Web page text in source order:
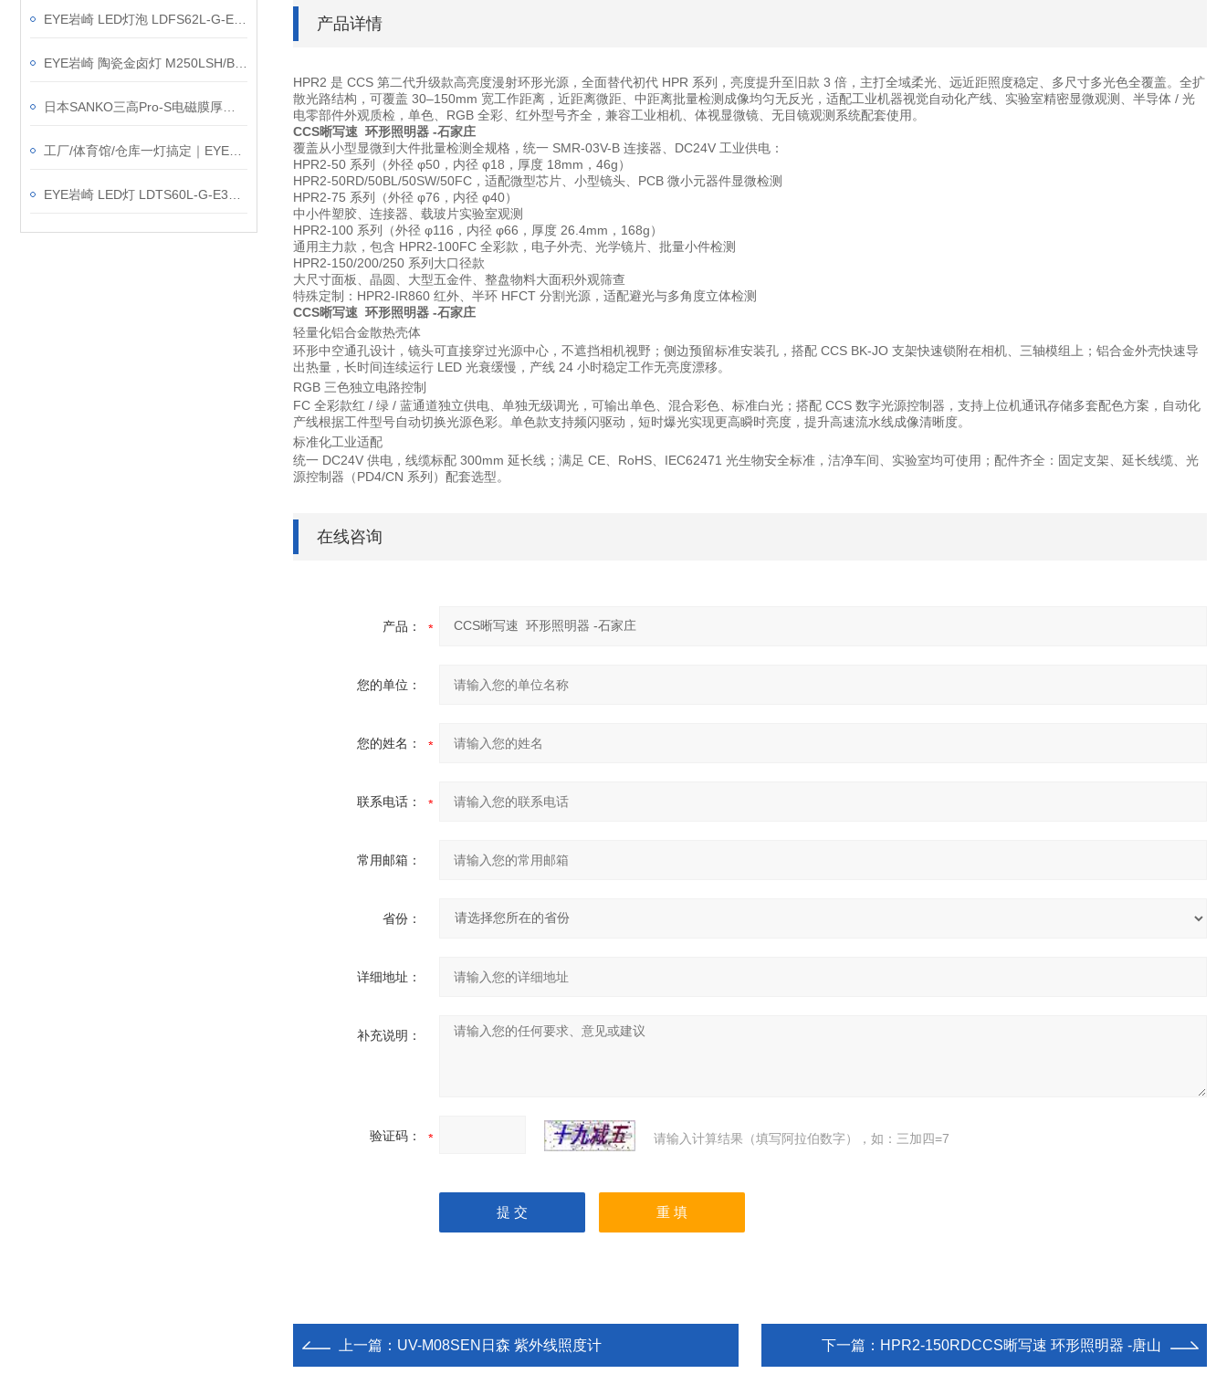
产品详情
HPR2 是 CCS 第二代升级款高亮度漫射环形光源，全面替代初代 HPR 系列，亮度提升至旧款 3 倍， 主打全域柔光、远近距照度稳定、多尺寸多光色全覆盖。全扩
散光路结构，可覆盖 30–150mm 宽工作距离，近距离微距、中距离批量检测成像均匀无反光，适配工业机器视觉自动化产线、实验室精密显微观测、半导体 / 光
电零部件外观质检，单色、RGB 全彩、红外型号齐全，兼容工业相机、体视显微镜、无目镜观测系统配套使用。
CCS晰写速 环形照明器 -石家庄
覆盖从小型显微到大件批量检测全规格，统一 SMR-03V-B 连接器、DC24V 工业供电：
HPR2-50 系列
（外径 φ50，内径 φ18，厚度 18mm，46g）
HPR2-50RD/50BL/50SW/50FC，适配微型芯片、小型镜头、PCB 微小元器件显微检测
HPR2-75 系列
（外径 φ76，内径 φ40）
中小件塑胶、连接器、载玻片实验室观测
HPR2-100 系列
（外径 φ116，内径 φ66，厚度 26.4mm，168g）
通用主力款，包含 HPR2-100FC 全彩款，电子外壳、光学镜片、批量小件检测
HPR2-150/200/250 系列 大口径款
大尺寸面板、晶圆、大型五金件、整盘物料大面积外观筛查
特殊定制：HPR2-IR860 红外、半环 HFCT 分割光源，适配避光与多角度立体检测
CCS晰写速 环形照明器 -石家庄
轻量化铝合金散热壳体
环形中空通孔设计，镜头可直接穿过光源中心，不遮挡相机视野；侧边预留标准安装孔，搭配 CCS BK-JO 支架快速锁附在相机、三轴模组上；铝合金外壳快速导
出热量，长时间连续运行 LED 光衰缓慢，产线 24 小时稳定工作无亮度漂移。
RGB 三色独立电路控制
FC 全彩款红 / 绿 / 蓝通道独立供电、单独无级调光，可输出单色、混合彩色、标准白光；搭配 CCS 数字光源控制器，支持上位机通讯存储多套配色方案，自动化
产线根据工件型号自动切换光源色彩。单色款支持频闪驱动，短时爆光实现更高瞬时亮度，提升高速流水线成像清晰度。
标准化工业适配
统一 DC24V 供电，线缆标配 300mm 延长线；满足 CE、RoHS、IEC62471 光生物安全标准，洁净车间、实验室均可使用；配件齐全：固定支架、延长线缆、光
源控制器（PD4/CN 系列）配套选型。
在线咨询
产品：
您的单位：
您的姓名：
联系电话：
常用邮箱：
省份：
详细地址：
补充说明：
验证码： 请输入计算结果（填写阿拉伯数字），如：三加四=7
上一篇： UV-M08SEN日森 紫外线照度计 下一篇： HPR2-150RDCCS晰写速 环形照明器 -唐山